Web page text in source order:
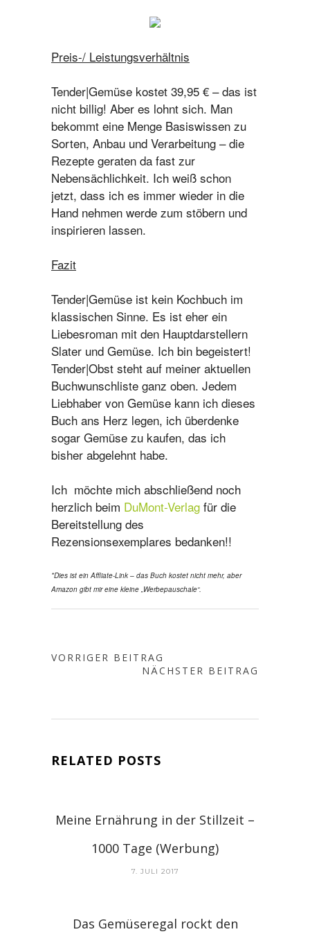
Preis-/ Leistungsverhältnis
Tender|Gemüse kostet 39,95 € – das ist
nicht billig! Aber es lohnt sich. Man
bekommt eine Menge Basiswissen zu
Sorten, Anbau und Verarbeitung – die
Rezepte geraten da fast zur
Nebensächlichkeit. Ich weiß schon
jetzt, dass ich es immer wieder in die
Hand nehmen werde zum stöbern und
inspirieren lassen.
Fazit
Tender|Gemüse ist kein Kochbuch im
klassischen Sinne. Es ist eher ein
Liebesroman mit den Hauptdarstellern
Slater und Gemüse. Ich bin begeistert!
Tender|Obst steht auf meiner aktuellen
Buchwunschliste ganz oben. Jedem
Liebhaber von Gemüse kann ich dieses
Buch ans Herz legen, ich überdenke
sogar Gemüse zu kaufen, das ich
bisher abgelehnt habe.
Ich möchte mich abschließend noch
herzlich beim DuMont-Verlag für die
Bereitstellung des
Rezensionsexemplares bedanken!!
*Dies ist ein Affliate-Link – das Buch kostet nicht mehr, aber
Amazon gibt mir eine kleine „Werbepauschale“.
VORRIGER BEITRAG
NÄCHSTER BEITRAG
RELATED POSTS
Meine Ernährung in der Stillzeit –
1000 Tage (Werbung)
7. JULI 2017
Das Gemüseregal rockt den